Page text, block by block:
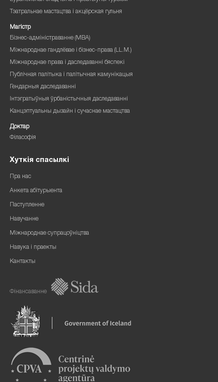
Тэатральнае мастацтва і акцёрская гульня
Магістр
Бізнес-адміністраванне (MBA)
Міжнароднае гандлёвае і бізнес-права (LL.M.)
Міжнароднае права і даследаванні бяспекі
Публічная палітыка і палітычная камунікацыя
Гендарныя даследаванні
Інтэгратыўныя ўрбаністычныя даследаванні
Канцэптуальны дызайн і сучаснае мастацтва
Доктар
Філасофія
Хуткія спасылкі
Пра нас
Анкета абітурыента
Паступленне
Навучанне
Міжнароднае супрацоўніцтва
Навука і праекты
Кантакты
Фінансаванне